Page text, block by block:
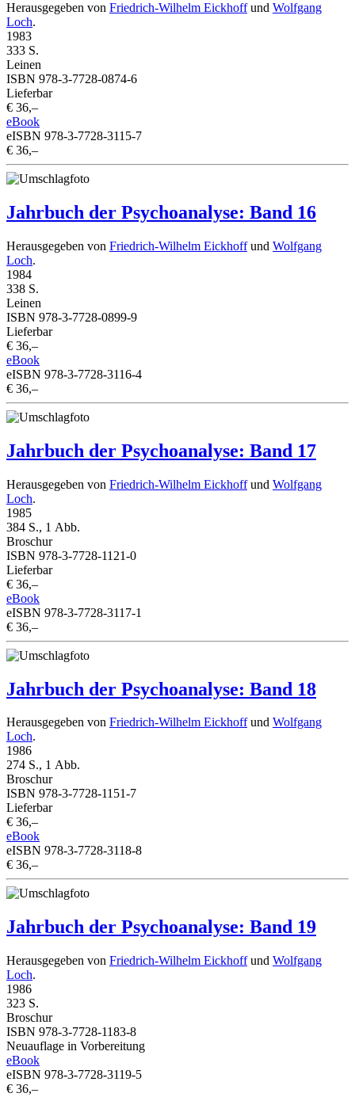
Herausgegeben von Friedrich-Wilhelm Eickhoffund Wolfgang
Loch.
1983
333 S.
Leinen
ISBN 978-3-7728-0874-6
Lieferbar
€ 36,–
eBook
eISBN 978-3-7728-3115-7
€ 36,–
Jahrbuch der Psychoanalyse: Band 16
Herausgegeben von Friedrich-Wilhelm Eickhoffund Wolfgang
Loch.
1984
338 S.
Leinen
ISBN 978-3-7728-0899-9
Lieferbar
€ 36,–
eBook
eISBN 978-3-7728-3116-4
€ 36,–
Jahrbuch der Psychoanalyse: Band 17
Herausgegeben von Friedrich-Wilhelm Eickhoffund Wolfgang
Loch.
1985
384 S., 1 Abb.
Broschur
ISBN 978-3-7728-1121-0
Lieferbar
€ 36,–
eBook
eISBN 978-3-7728-3117-1
€ 36,–
Jahrbuch der Psychoanalyse: Band 18
Herausgegeben von Friedrich-Wilhelm Eickhoffund Wolfgang
Loch.
1986
274 S., 1 Abb.
Broschur
ISBN 978-3-7728-1151-7
Lieferbar
€ 36,–
eBook
eISBN 978-3-7728-3118-8
€ 36,–
Jahrbuch der Psychoanalyse: Band 19
Herausgegeben von Friedrich-Wilhelm Eickhoffund Wolfgang
Loch.
1986
323 S.
Broschur
ISBN 978-3-7728-1183-8
Neuauflage in Vorbereitung
eBook
eISBN 978-3-7728-3119-5
€ 36,–